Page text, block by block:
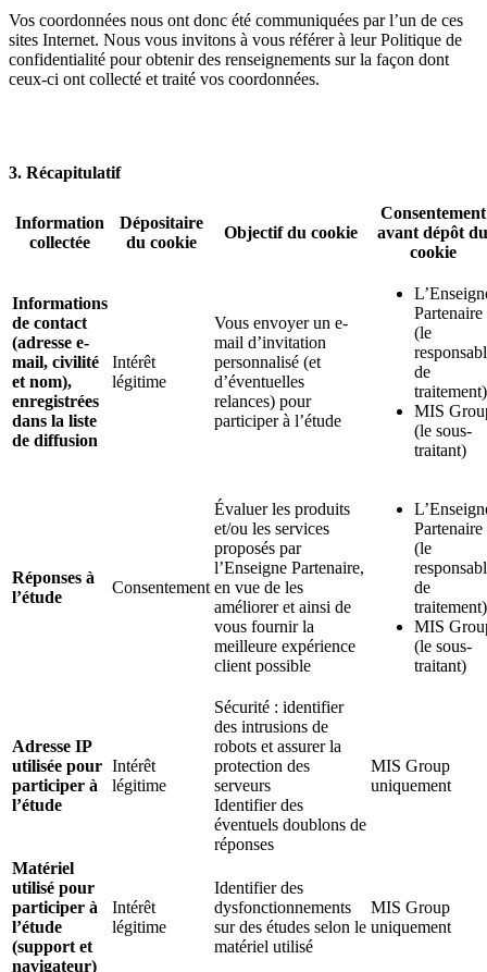
Vos coordonnées nous ont donc été communiquées par l’un de ces
sites Internet. Nous vous invitons à vous référer à leur Politique de
confidentialité pour obtenir des renseignements sur la façon dont
ceux-ci ont collecté et traité vos coordonnées.
3. Récapitulatif
Information
collectée
Dépositaire
du cookie
Objectif du cookie
Consentement
avant dépôt du
cookie
Informations
de contact
(adresse e-
mail, civilité
et nom),
enregistrées
dans la liste
de diffusion
Intérêt
légitime
Vous envoyer un e-
mail d’invitation
personnalisé (et
d’éventuelles
relances) pour
participer à l’étude
Partenaire
(le
de
traitement)
MIS
(le sous-
traitant)
Réponses à
l’étude
Consentement
Évaluer les produits
et/ou les services
proposés par
l’Enseigne Partenaire,
en vue de les
améliorer et ainsi de
vous fournir la
meilleure expérience
client possible
Partenaire
(le
de
traitement)
MIS
(le sous-
traitant)
Adresse IP
utilisée pour
participer à
l’étude
Intérêt
légitime
Sécurité : identifier
des intrusions de
robots et assurer la
protection des
serveurs
Identifier des
éventuels doublons de
réponses
MIS Group
uniquement
Matériel
utilisé pour
participer à
l’étude
(support et
navigateur)
Intérêt
légitime
Identifier des
dysfonctionnements
sur des études selon le
matériel utilisé
MIS Group
uniquement